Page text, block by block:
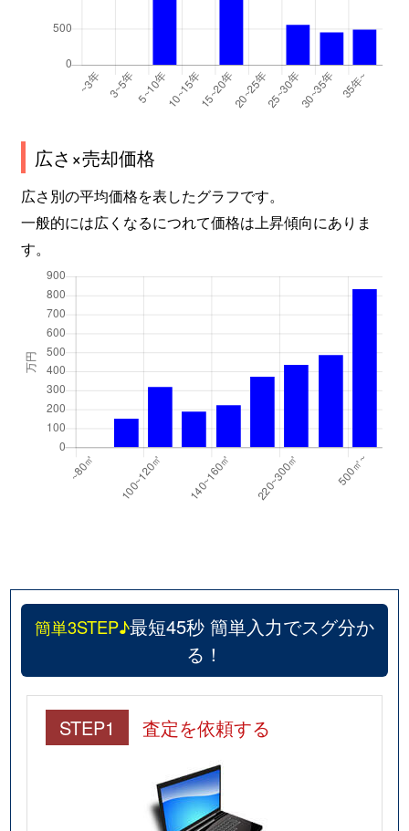
広さ×売却価格
広さ別の平均価格を表したグラフです。
一般的には広くなるにつれて価格は上昇傾向にありま
す。
簡単3STEP♪最短45秒 簡単入力でスグ分か
る！
STEP1 査定を依頼する